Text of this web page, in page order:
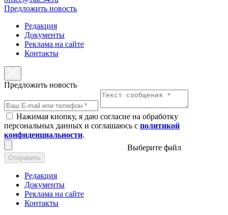
Предложить новость
Редакция
Документы
Реклама на сайте
Контакты
Предложить новость
Нажимая кнопку, я даю согласие на обработку
персональных данных и соглашаюсь с политикой
конфиденциальности.
Выберите файл
Отправить
Редакция
Документы
Реклама на сайте
Контакты